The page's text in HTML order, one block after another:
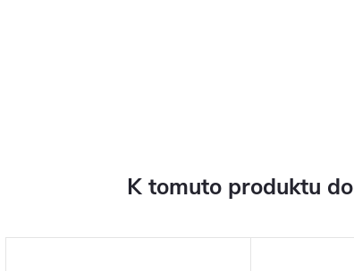
K tomuto produktu